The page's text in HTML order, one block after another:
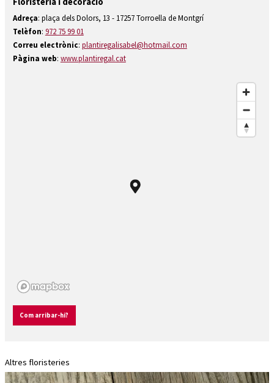
Diapositiva 2 de 4: Floristeria Plantiregal 2
Adreça: plaça dels Dolors, 13 - 17257 Torroella de Montgrí
Telèfon: 972 75 99 01
Correu electrònic: plantiregalisabel@hotmail.com
Pàgina web: www.plantiregal.cat
Com arribar-hi?
Altres floristeries